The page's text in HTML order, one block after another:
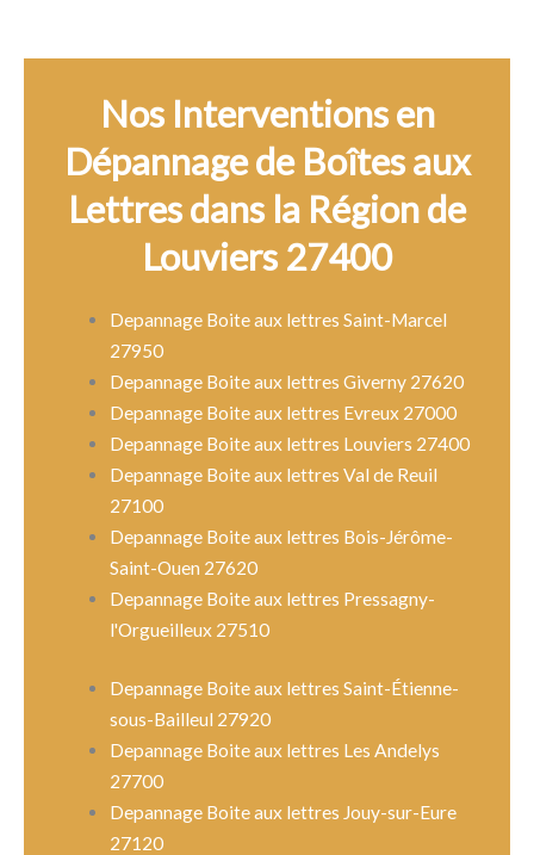
Nos Interventions en
Dépannage de Boîtes aux
Lettres dans la Région de
Louviers 27400
Depannage Boite aux lettres Saint-Marcel
27950
Depannage Boite aux lettres Giverny 27620
Depannage Boite aux lettres Evreux 27000
Depannage Boite aux lettres Louviers 27400
Depannage Boite aux lettres Val de Reuil
27100
Depannage Boite aux lettres Bois-Jérôme-
Saint-Ouen 27620
Depannage Boite aux lettres Pressagny-
l'Orgueilleux 27510
Depannage Boite aux lettres Saint-Étienne-
sous-Bailleul 27920
Depannage Boite aux lettres Les Andelys
27700
Depannage Boite aux lettres Jouy-sur-Eure
27120